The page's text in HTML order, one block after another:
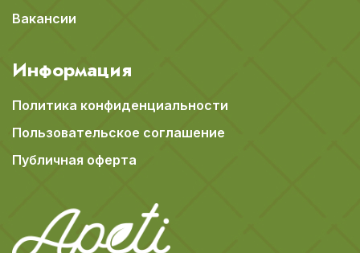
Вакансии
Информация
Политика конфиденциальности
Пользовательское соглашение
Публичная оферта